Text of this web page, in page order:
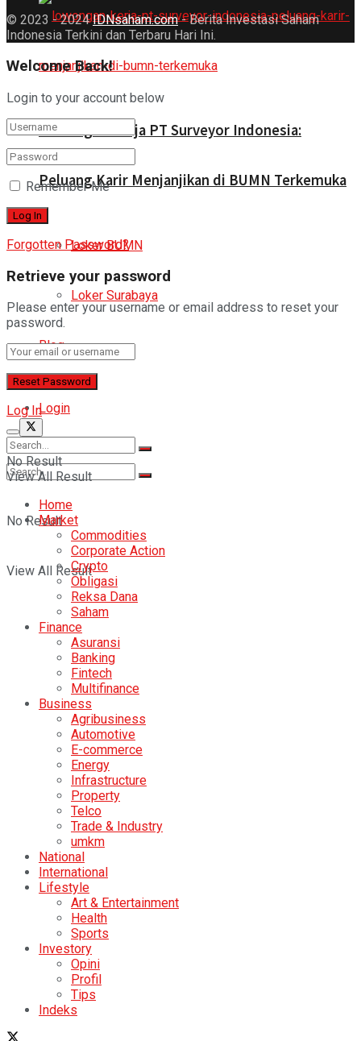
Lowongan Kerja PT Surveyor Indonesia:
Peluang Karir Menjanjikan di BUMN Terkemuka
Loker BUMN
Loker Surabaya
Blog
Login
No Result
View All Result
© 2023 - 2024IDNsaham.com- Berita Investasi Saham
Indonesia Terkini dan Terbaru Hari Ini.
Welcome Back!
Login to your account below
Remember Me
Forgotten Password?
Retrieve your password
Please enter your username or email address to reset your
password.
Log In
No Result
View All Result
Home
Market
Commodities
Corporate Action
Crypto
Obligasi
Reksa Dana
Saham
Finance
Asuransi
Banking
Fintech
Multifinance
Business
Agribusiness
Automotive
E-commerce
Energy
Infrastructure
Property
Telco
Trade & Industry
umkm
National
International
Lifestyle
Art & Entertainment
Health
Sports
Investory
Opini
Profil
Tips
Indeks